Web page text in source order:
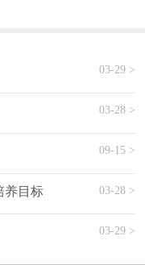
03-29 >
03-28 >
09-15 >
养目标 03-28 >
03-29 >